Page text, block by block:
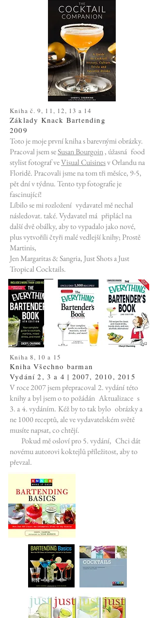
Kniha č. 9, 11, 12, 13 a 14
Základy Knack Bartending
2009
Toto je moje první kniha s barevnými obrázky.
Pracoval jsem seSusan Bourgoin, úžasná food
stylist fotograf veVisual Cuisinesv Orlandu na
Floridě. Pracovali jsme na tom tři měsíce, 9-5,
pět dní v týdnu. Tento typ fotografie je
fascinující!
Líbilo se mi rozložení vydavatel mě nechal
následovat. také. Vydavatel má připlácl na
další dvě obálky, aby to vypadalo jako nové,
plus vytvořili čtyři malé vedlejší knihy; Prostě
Martinis,
Jen Margaritas & Sangria, Just Shots a Just
Tropical Cocktails.
Kniha 8, 10 a 15
Kniha Všechno barman
Vydání 2, 3 a 4 | 2007, 2010, 2015
V roce 2007 jsem přepracoval 2. vydání této
knihy abyl jsem o to požádán Aktualizace s
3. a4. vydáním. Kéž by to tak bylo obrázky a
ne 1000 receptů, ale ve vydavatelském světě
musíte napsat, co chtějí.
Pokud mě osloví pro 5. vydání, Chci dát
novému autorovi koktejlů příležitost, aby to
převzal.